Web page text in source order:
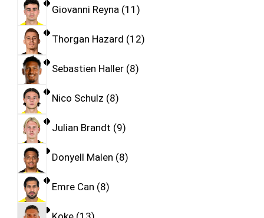
Giovanni Reyna 11
Thorgan Hazard 12
Sebastien Haller 8
Nico Schulz 8
Julian Brandt 9
Donyell Malen 8
Emre Can 8